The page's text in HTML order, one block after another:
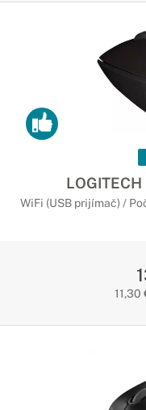
WiFi (USB prijímač) /
11,30